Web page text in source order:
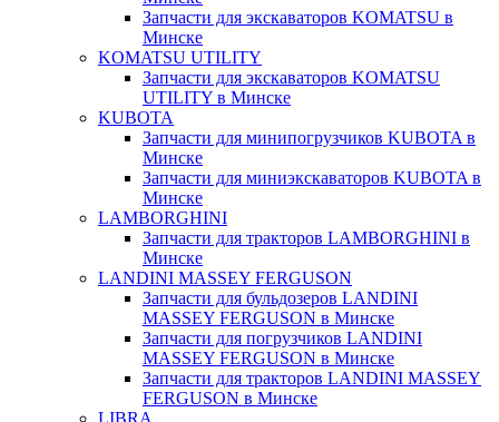
Запчасти для экскаваторов KOMATSU в
Минске
KOMATSU UTILITY
Запчасти для экскаваторов KOMATSU
UTILITY в Минске
KUBOTA
Запчасти для минипогрузчиков KUBOTA в
Минске
Запчасти для миниэкскаваторов KUBOTA в
Минске
LAMBORGHINI
Запчасти для тракторов LAMBORGHINI в
Минске
LANDINI MASSEY FERGUSON
Запчасти для бульдозеров LANDINI
MASSEY FERGUSON в Минске
Запчасти для погрузчиков LANDINI
MASSEY FERGUSON в Минске
Запчасти для тракторов LANDINI MASSEY
FERGUSON в Минске
LIBRA